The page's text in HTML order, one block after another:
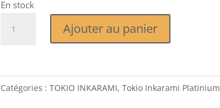
En stock
Inkarami
Ajouter au panier
Catégories : TOKIO INKARAMI, Tokio Inkarami Platinium